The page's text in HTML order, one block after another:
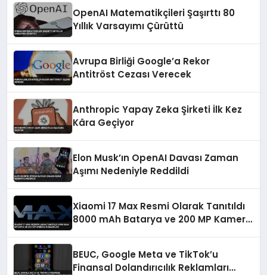
OpenAI Matematikçileri Şaşırttı 80
Yıllık Varsayımı Çürüttü
Avrupa Birliği Google’a Rekor
Antitröst Cezası Verecek
Anthropic Yapay Zeka Şirketi İlk Kez
Kâra Geçiyor
Elon Musk’ın OpenAI Davası Zaman
Aşımı Nedeniyle Reddildi
Xiaomi 17 Max Resmi Olarak Tanıtıldı
8000 mAh Batarya ve 200 MP Kamera
BEUC, Google Meta ve TikTok’u
Finansal Dolandırıcılık Reklamları